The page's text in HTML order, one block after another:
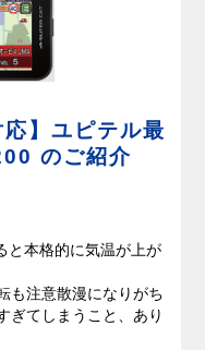
⾃動⾞バッテリ
ー・⽤品・部品の
販売
】ユピテル最
のご紹介
と本格的に気温が上が
も注意散漫になりがち
ぎてしまうこと、あり